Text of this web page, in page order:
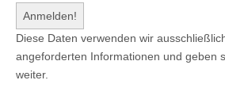
Diese Daten verwenden wir
angeforderten Informationen und geben
weiter.